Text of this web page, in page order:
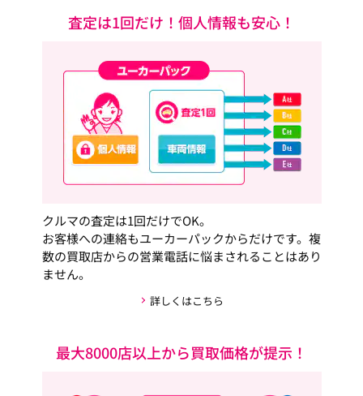
査定は1回だけ！個人情報も安心！
クルマの査定は1回だけでOK。
お客様への連絡もユーカーパックからだけです。複
数の買取店からの営業電話に悩まされることはあり
ません。
詳しくはこちら
最大8000店以上から買取価格が提示！